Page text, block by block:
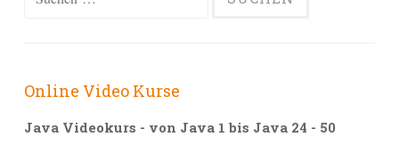
Online Video Kurse
Java Videokurs - von Java 1 bis Java 24 - 50